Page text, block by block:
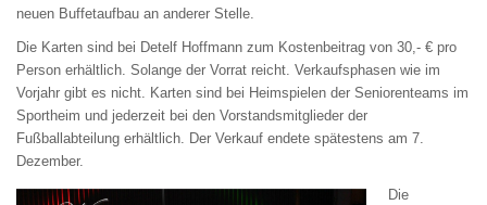
neuen Buffetaufbau an anderer Stelle.
Die Karten sind bei Detelf Hoffmann zum Kostenbeitrag von 30,- € pro
Person erhältlich. Solange der Vorrat reicht. Verkaufsphasen wie im
Vorjahr gibt es nicht. Karten sind bei Heimspielen der Seniorenteams im
Sportheim und jederzeit bei den Vorstandsmitglieder der
Fußballabteilung erhältlich. Der Verkauf endete spätestens am 7.
Dezember.
Die